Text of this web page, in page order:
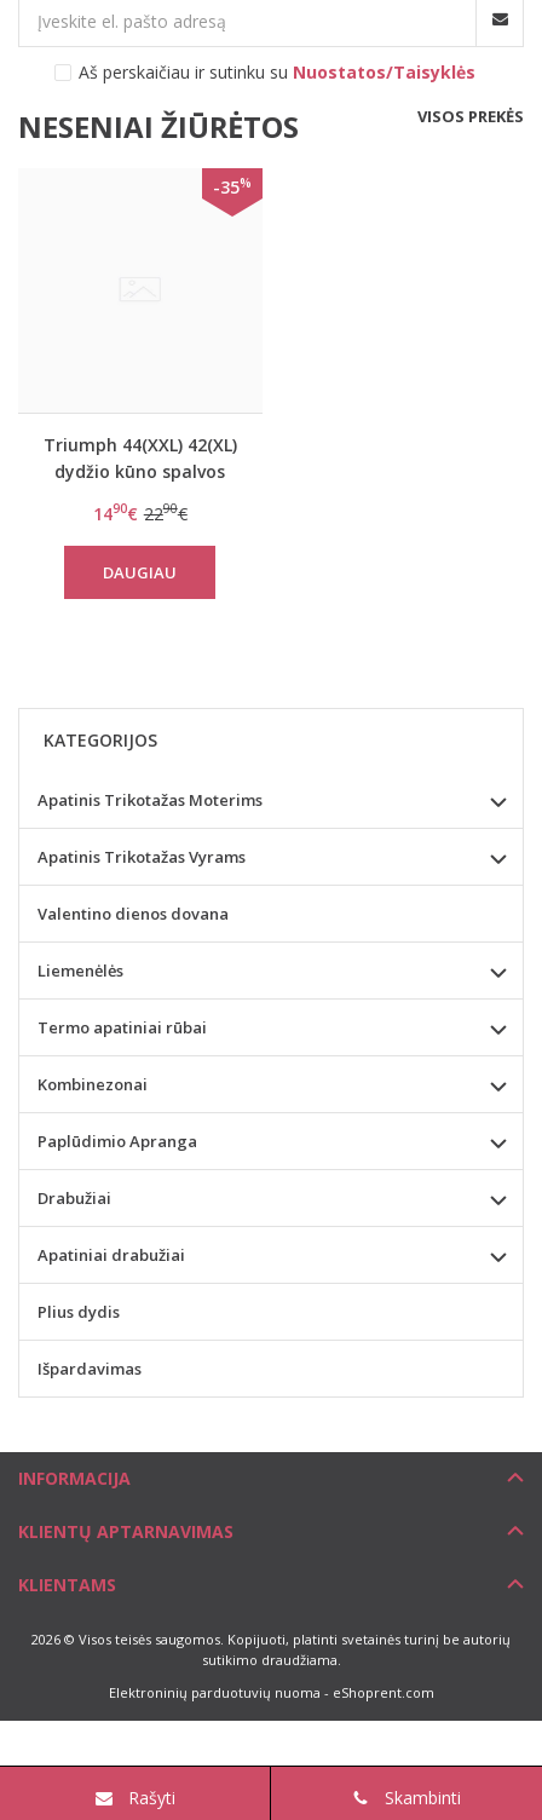
Aš perskaičiau ir sutinku su Nuostatos/Taisyklės
NESENIAI ŽIŪRĖTOS VISOS PREKĖS
-35%
Triumph 44(XXL) 42(XL)
dydžio kūno spalvos
Amazing Sensation
Skirt
1490€ 2290€
DAUGIAU
KATEGORIJOS
Apatinis Trikotažas Moterims
Apatinis Trikotažas Vyrams
Valentino dienos dovana
Liemenėlės
Termo apatiniai rūbai
Kombinezonai
Paplūdimio Apranga
Drabužiai
Apatiniai drabužiai
Plius dydis
Išpardavimas
INFORMACIJA
KLIENTŲ APTARNAVIMAS
KLIENTAMS
2026 © Visos teisės saugomos. Kopijuoti, platinti svetainės turinį be autorių
sutikimo draudžiama.
Elektroninių parduotuvių nuoma - eShoprent.com
Rašyti Skambinti